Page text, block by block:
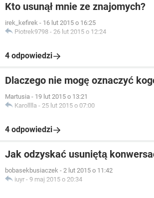
Kto usunął mnie ze znajomych?
irek_kefirek - 16 lut 2015 o 16:25
Piotrek9798 - 26 lut 2015 o 12:24
4 odpowiedzi
Dlaczego nie mogę oznaczyć
Martusia - 19 lut 2015 o 13:21
Karolllla - 25 lut 2015 o 07:00
4 odpowiedzi
Jak odzyskać usuniętą
bobasekbusiaczek - 2 lut 2015 o 11:42
iuyr - 9 maj 2015 o 20:34